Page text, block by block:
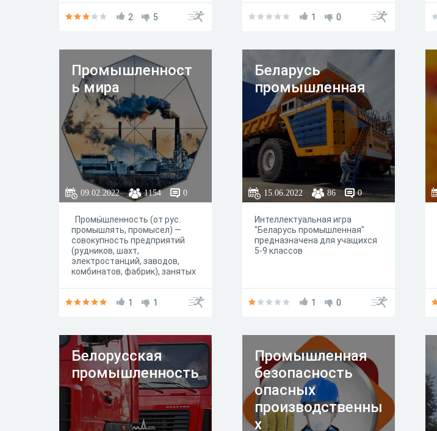
2 5 1 0
Промышленност
ь мира
09.02.2022 1154 0
Промы́шленность (от рус.
промышлять, промысел) —
совокупность предприятий
(рудников, шахт,
электростанций, заводов,
комбинатов, фабрик), занятых
орудий труда (как для других
промышленности); обработкой
материалов и продуктов,
произведённых в
промышленности или в
сельском
хозяйстве; изготовлением
потребительских товаров. В
трёхсекторной модели
экономики обрабатывающая
промышленность составляет
1 1
Беларусь
промышленная
15.06.2022 86 0
Интеллектуальная игра
"Беларусь промышленная"
предназначена для учащихся
5-9 классов
1 0
Белорусская
промышленность
Промышленная
безопасность
опасных
производственны
х